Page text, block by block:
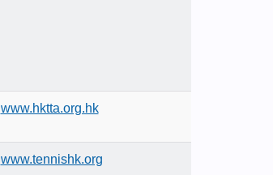
www.hktta.org.hk
www.tennishk.org